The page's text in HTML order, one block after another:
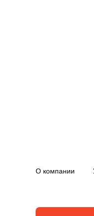
О компании